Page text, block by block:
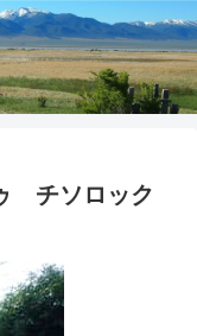
チソロック